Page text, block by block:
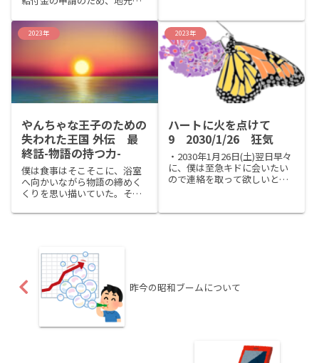
ロナ渦が収束し世界経済もよ
うやく回復の兆しが見え始め
相変わらず大勢の求職者達で
あふれ、カオスのよう...
イヤレスのイヤホンから聞こ
える音が急に小さくなったの
で「あれっと」思ってボリュ
ームを上げたら、近くにい
た...
2023年
やんちゃな王子のための
失われた王国 外伝 最
終話-物語の持つ力-
僕は食事はそこそこに、浴室
へ向かいながら物語の締めく
くりを思い描いていた。それ
のその後の命運についてだ。
た。さっきまで弟のヒースの
叫び声のようなものが聞こえ
ていた気...
2023年
ハートに火を点けて
9 2030/1/26 狂気
・2030年1月26日(土)翌日早々
に、僕は至急キドに会いたい
ので連絡を取って欲しいとフ
ても感じの良い笑顔で「スケ
昨今の昭和ブームについて